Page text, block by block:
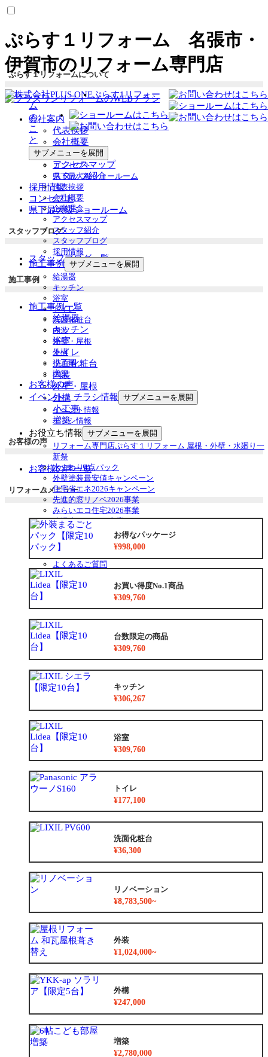
ぷらす１リフォーム 名張市・
伊賀市のリフォーム専門店
ぷらす1リフォー
ム
の
こ
と
サブメニューを展開
コンセプト
県下最大級ショールーム
代表挨拶
会社概要
企業理念
アクセスマップ
スタッフ紹介
スタッフブログ
採用情報
施工事例 サブメニューを展開
給湯器
キッチン
浴室
トイレ
洗面化粧台
内装
外壁・屋根
外構
小工事
増築
お客様の声
イベント・チラシ情報 サブメニューを展開
イベント情報
チラシ情報
お役立ち情報 サブメニューを展開
リフォーム専門店ぷらす１リフォーム 屋根・外壁・水廻り一
新祭
水まわり4点パック
外壁塗装最安値キャンペーン
住宅省エネ2026キャンペーン
先進的窓リノベ2026事業
みらいエコ住宅2026事業
給湯省エネ2026事業
安心保証
お得なリフォームメニュー
リフォームの流れ
よくあるご質問
中古リノベをご検討中の方へ
ぷらす１リフォームについて
会社案内
代表挨拶
会社概要
企業理念
アクセスマップ
スタッフ紹介
採用情報
コンセプト
県下最大級ショールーム
スタッフブログ
スタッフブログ一覧
施工事例
施工事例一覧
給湯器
キッチン
浴室
トイレ
洗面化粧台
内装
外壁・屋根
外構
小工事
増築
お客様の声
お客様の声一覧
リフォームメニュー
お得なパッケージ
¥998,000
お買い得度No.1商品
¥309,760
台数限定の商品
¥309,760
キッチン
¥306,267
浴室
¥309,760
トイレ
¥177,100
洗面化粧台
¥36,300
リノベーション
¥8,783,500~
外装
¥1,024,000~
外構
¥247,000
増築
¥2,780,000